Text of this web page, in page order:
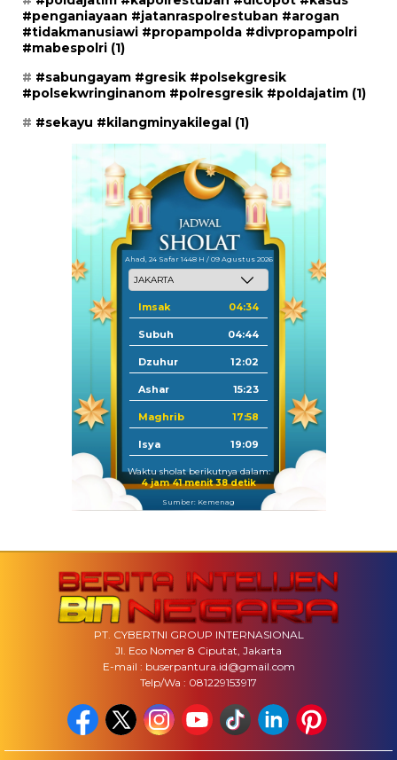
#penganiayaan #jatanraspolrestuban #arogan
#tidakmanusiawi #propampolda #divpropampolri
#mabespolri (1)
#sabungayam #gresik #polsekgresik
#polsekwringinanom #polresgresik #poldajatim (1)
#sekayu #kilangminyakilegal (1)
Ahad, 24 Safar 1448 H / 09 Agustus 2026
Imsak 04:34
Subuh 04:44
Dzuhur 12:02
Ashar 15:23
Maghrib 17:58
Isya 19:09
Waktu sholat berikutnya dalam:
4 jam 41 menit 37 detik
Sumber: Kemenag
PT. CYBERTNI GROUP INTERNASIONAL
Jl. Eco Nomer 8 Ciputat, Jakarta
E-mail : buserpantura.id@gmail.com
Telp/Wa : 081229153917